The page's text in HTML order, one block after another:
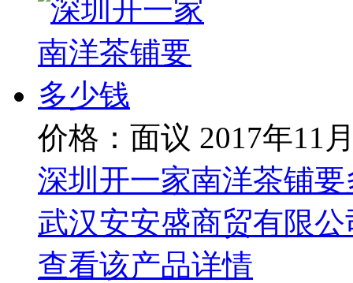
价格：面议 2017年11
深圳开一家南洋茶铺
武汉安安盛商贸有限公
查看该产品详情